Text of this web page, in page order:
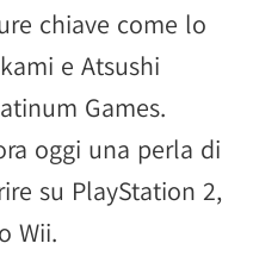
chiave come lo
e Atsushi
Games.
oggi una perla di
su PlayStation 2,
Wii.